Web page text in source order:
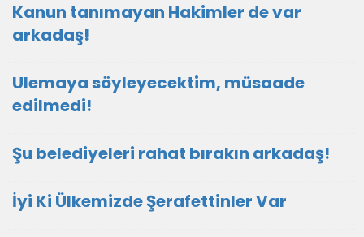
Kanun tanımayan Hakimler de var
arkadaş!
Ulemaya söyleyecektim, müsaade
edilmedi!
Şu belediyeleri rahat bırakın arkadaş!
İyi Ki Ülkemizde Şerafettinler Var